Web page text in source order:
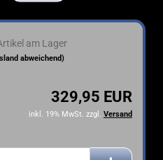
am Lager
abweichend)
329,95 EUR
inkl. 19% MwSt. zzgl. Versand